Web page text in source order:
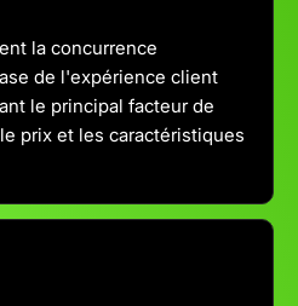
la concurrence
de l'expérience client
le principal facteur de
prix et les caractéristiques